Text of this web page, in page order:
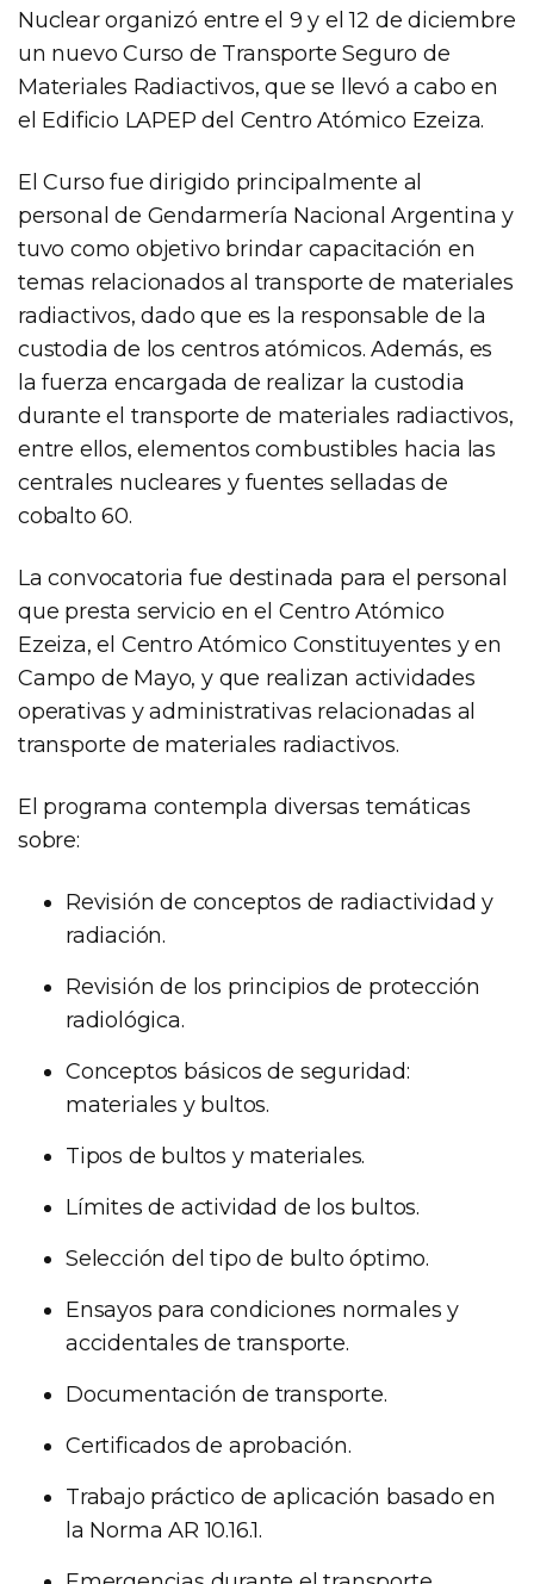
Nuclear organizó entre el 9 y el 12 de diciembre
un nuevo Curso de Transporte Seguro de
Materiales Radiactivos, que se llevó a cabo en
el Edificio LAPEP del Centro Atómico Ezeiza.
El Curso fue dirigido principalmente al
personal de Gendarmería Nacional Argentina y
tuvo como objetivo brindar capacitación en
temas relacionados al transporte de materiales
radiactivos, dado que es la responsable de la
custodia de los centros atómicos. Además, es
la fuerza encargada de realizar la custodia
durante el transporte de materiales radiactivos,
entre ellos, elementos combustibles hacia las
centrales nucleares y fuentes selladas de
cobalto 60.
La convocatoria fue destinada para el personal
que presta servicio en el Centro Atómico
Ezeiza, el Centro Atómico Constituyentes y en
Campo de Mayo, y que realizan actividades
operativas y administrativas relacionadas al
transporte de materiales radiactivos.
El programa contempla diversas temáticas
sobre:
Revisión de conceptos de radiactividad y
radiación.
Revisión de los principios de protección
radiológica.
Conceptos básicos de seguridad:
materiales y bultos.
Tipos de bultos y materiales.
Límites de actividad de los bultos.
Selección del tipo de bulto óptimo.
Ensayos para condiciones normales y
accidentales de transporte.
Documentación de transporte.
Certificados de aprobación.
Trabajo práctico de aplicación basado en
la Norma AR 10.16.1.